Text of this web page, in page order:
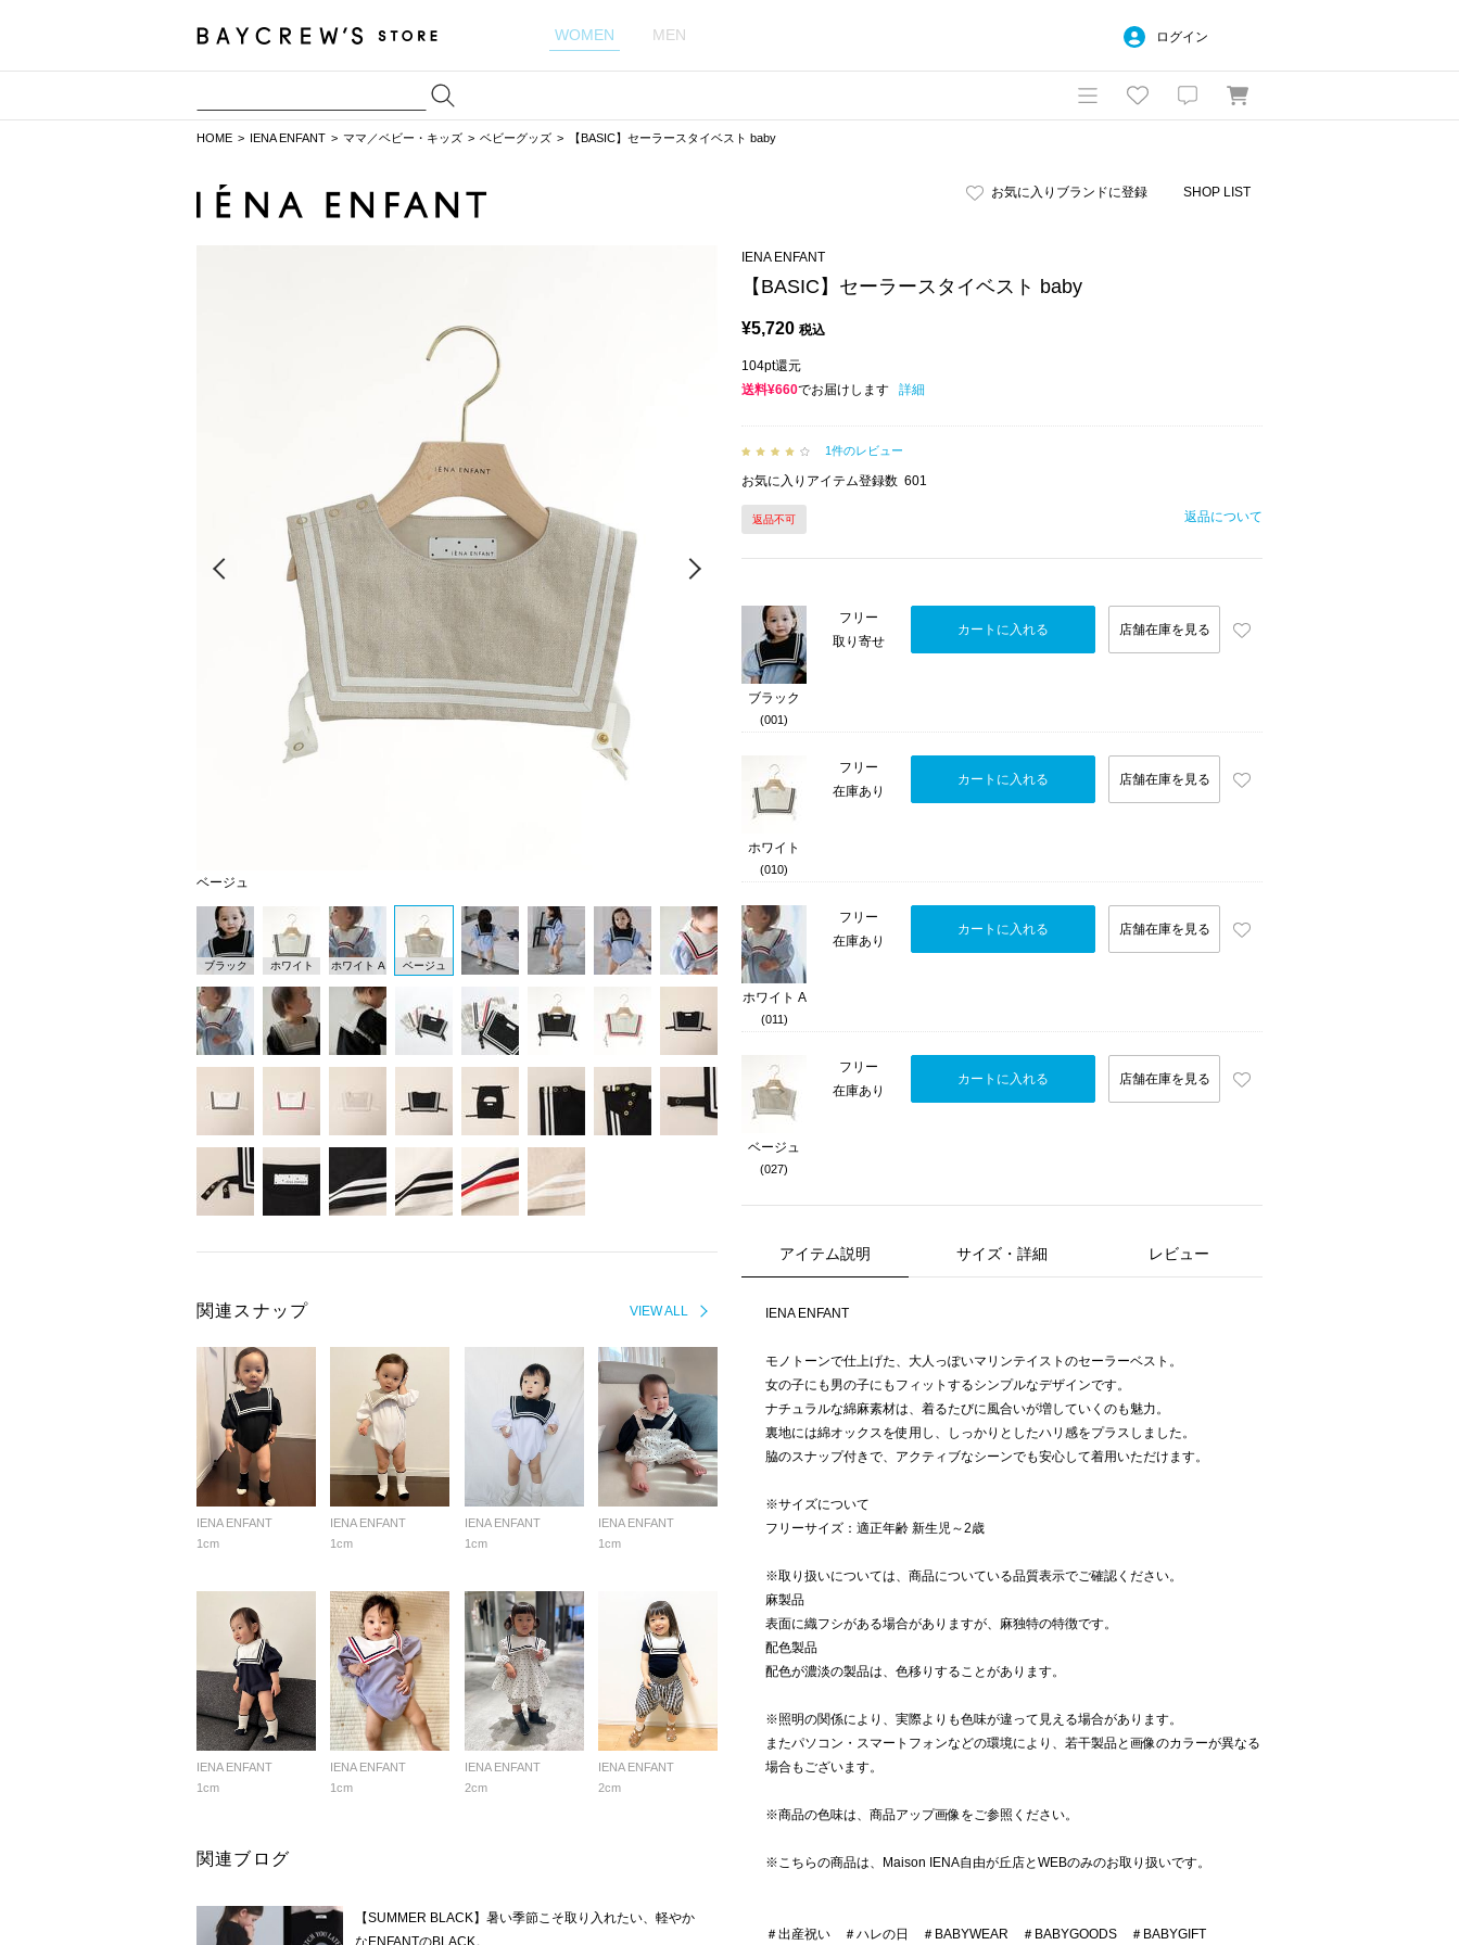
WOMEN MEN ログイン
HOME IENA ENFANT ママ／ベビー・キッズ ベビーグッズ 【BASIC】セーラースタイベスト baby
お気に入りブランドに登録 SHOP LIST
ベージュ
Next
ブラック ホワイト ホワイト A ベージュ
VIEW ALL
関連スナップ
IENA ENFANT
1cm
IENA ENFANT
1cm
IENA ENFANT
1cm
IENA ENFANT
1cm
IENA ENFANT
1cm
IENA ENFANT
1cm
IENA ENFANT
2cm
IENA ENFANT
2cm
関連ブログ
【SUMMER BLACK】暑い季節こそ取り入れたい、軽やか
なENFANTのBLACK。
IENA ENFANT
【BASIC】セーラースタイベスト baby
¥5,720 税込
104pt還元
送料¥660でお届けします 詳細
1件のレビュー
お気に入りアイテム登録数 601
返品不可 返品について
ブラック
(001)
フリー
取り寄せ
カートに入れる 店舗在庫を見る
ホワイト
(010)
フリー
在庫あり
カートに入れる 店舗在庫を見る
ホワイト A
(011)
フリー
在庫あり
カートに入れる 店舗在庫を見る
ベージュ
(027)
フリー
在庫あり
カートに入れる 店舗在庫を見る
アイテム説明 サイズ・詳細 レビュー
IENA ENFANT
モノトーンで仕上げた、大人っぽいマリンテイストのセーラーベスト。
女の子にも男の子にもフィットするシンプルなデザインです。
ナチュラルな綿麻素材は、着るたびに風合いが増していくのも魅力。
裏地には綿オックスを使用し、しっかりとしたハリ感をプラスしました。
脇のスナップ付きで、アクティブなシーンでも安心して着用いただけます。
※サイズについて
フリーサイズ：適正年齢 新生児～2歳
※取り扱いについては、商品についている品質表示でご確認ください。
麻製品
表面に織フシがある場合がありますが、麻独特の特徴です。
配色製品
配色が濃淡の製品は、色移りすることがあります。
※照明の関係により、実際よりも色味が違って見える場合があります。
またパソコン・スマートフォンなどの環境により、若干製品と画像のカラーが異なる
場合もございます。
※商品の色味は、商品アップ画像をご参照ください。
※こちらの商品は、Maison IENA自由が丘店とWEBのみのお取り扱いです。
＃出産祝い ＃ハレの日 ＃BABYWEAR ＃BABYGOODS ＃BABYGIFT